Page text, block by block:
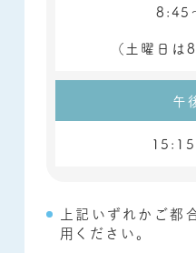
8:45
（土曜日は
午
上記いずれかご都
用ください。